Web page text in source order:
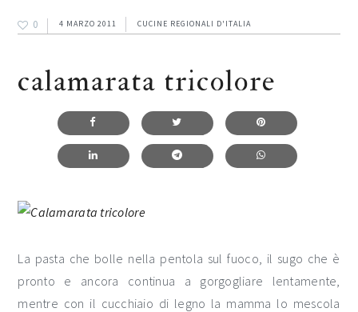
0 4 MARZO 2011 CUCINE REGIONALI D'ITALIA
calamarata tricolore
La pasta che bolle nella pentola sul fuoco, il sugo che è
pronto e ancora continua a gorgogliare lentamente,
mentre con il cucchiaio di legno la mamma lo mescola